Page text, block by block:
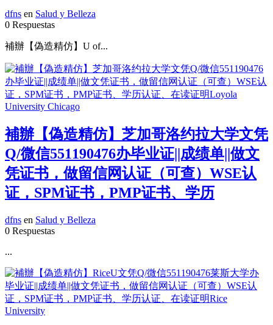
dfns en Salud y Belleza
0 Respuestas
補辦【偽造精仿】U of...
補辦【偽造精仿】芝加哥洛约拉大学文凭
Q/微信551190476办毕业证||成绩单||做文
凭证书，做留信网认证（可查）WSE认
证，SPM证书，PMP证书、学历
dfns en Salud y Belleza
0 Respuestas
...